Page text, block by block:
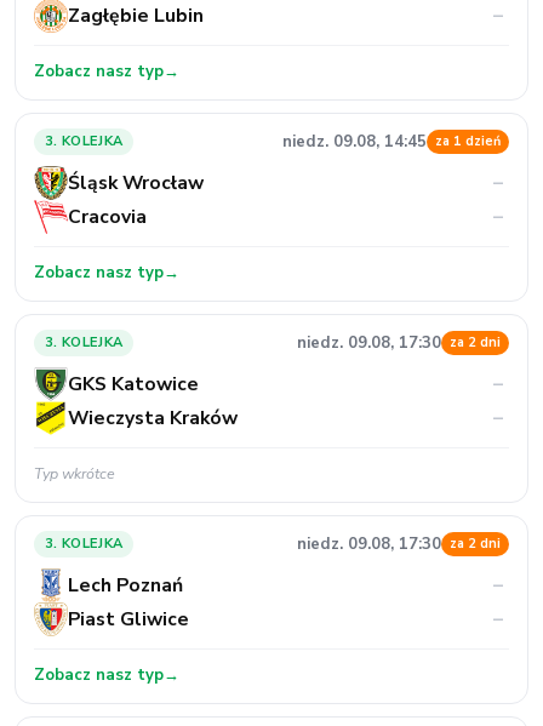
Zagłębie Lubin
–
Zobacz nasz typ→
3. KOLEJKA niedz. 09.08, 14:45 za 1 dzień
Śląsk Wrocław
–
Cracovia
–
Zobacz nasz typ→
3. KOLEJKA niedz. 09.08, 17:30 za 2 dni
GKS Katowice
–
Wieczysta Kraków
–
Typ wkrótce
3. KOLEJKA niedz. 09.08, 17:30 za 2 dni
Lech Poznań
–
Piast Gliwice
–
Zobacz nasz typ→